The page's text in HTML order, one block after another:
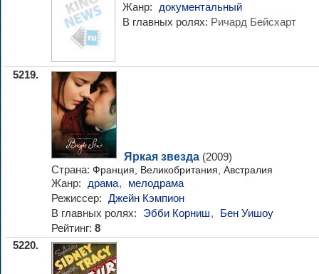
Жанр:
документальный
В главных ролях: Ричард Бейсхарт
5219.
Яркая звезда (2009)
Страна: Франция, Великобритания, Австралия
Жанр: драма,
мелодрама
Режиссер: Джейн Кэмпион
В главных ролях:
Эбби Корниш,
Бен Уишоу
Рейтинг: 8
5220.